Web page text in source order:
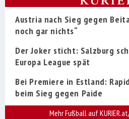
Austria nach Sieg gegen
noch gar nichts“
Der Joker sticht: Salzburg
Europa League spät
Bei Premiere in Estland:
beim Sieg gegen Paide
Mehr Fußball auf